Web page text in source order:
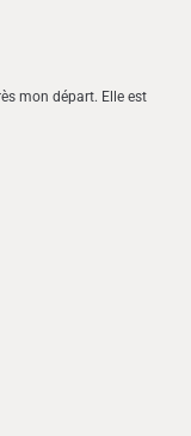
mon départ. Elle est